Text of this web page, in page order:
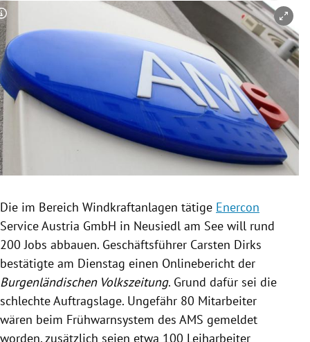
Untermenü
Untermenü
Untermenü
Untermenü
Untermenü
Untermenü
Untermenü
Copyright-Hinweis öffnen/schließen
Die im Bereich Windkraftanlagen tätige Enercon
Service Austria GmbH in Neusiedl am See will rund
200 Jobs abbauen. Geschäftsführer Carsten Dirks
bestätigte am Dienstag einen Onlinebericht der
Burgenländischen Volkszeitung. Grund dafür sei die
schlechte Auftragslage. Ungefähr 80 Mitarbeiter
wären beim Frühwarnsystem des AMS gemeldet
worden, zusätzlich seien etwa 100 Leiharbeiter